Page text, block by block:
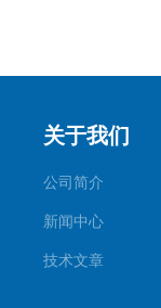
关于我们
公司简介
新闻中心
技术文章